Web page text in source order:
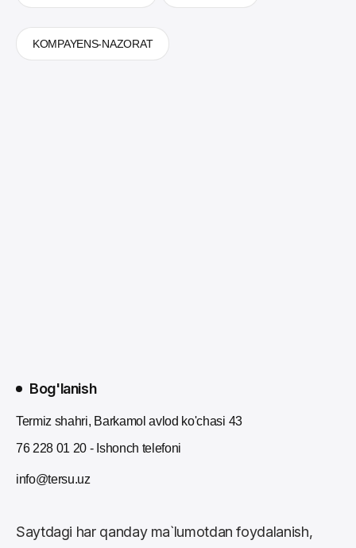
KOMPAYENS-NAZORAT
Bog'lanish
Termiz shahri, Barkamol avlod ko'chasi 43
76 228 01 20 - Ishonch telefoni
info@tersu.uz
Saytdagi har qanday ma`lumotdan foydalanish,